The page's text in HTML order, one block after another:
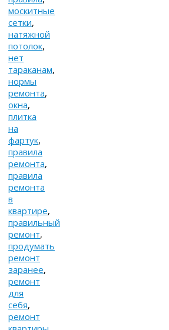
москитные
сетки,
натяжной
потолок,
нет
тараканам,
нормы
ремонта,
окна,
плитка
на
фартук,
правила
ремонта,
правила
ремонта
в
квартире,
правильный
ремонт,
продумать
ремонт
заранее,
ремонт
для
себя,
ремонт